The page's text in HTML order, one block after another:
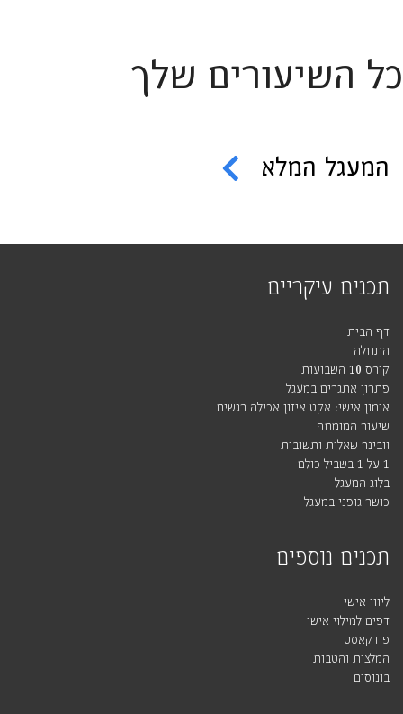
כל השיעורים שלך
המעגל המלא
תכנים עיקריים
דף הבית
התחלה
קורס 10 השבועות
פתרון אתגרים במעגל
אימון אישי: אקט איזון אכילה רגשית
שיעור המומחה
וובינר שאלות ותשובות
1 על 1 בשביל כולם
בלוג המעגל
כושר גופני במעגל
תכנים נוספים
ליווי אישי
דפים למילוי אישי
פודקאסט
המלצות והטבות
בונוסים